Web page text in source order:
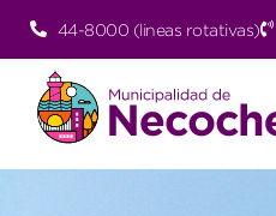
44-8000 (lineas rotativas)